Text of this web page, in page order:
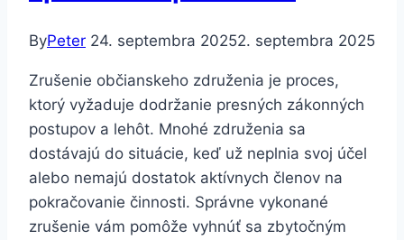
ByPeter 24. septembra 20252. septembra 2025
Zrušenie občianskeho združenia je proces,
ktorý vyžaduje dodržanie presných zákonných
postupov a lehôt. Mnohé združenia sa
dostávajú do situácie, keď už neplnia svoj účel
alebo nemajú dostatok aktívnych členov na
pokračovanie činnosti. Správne vykonané
zrušenie vám pomôže vyhnúť sa zbytočným